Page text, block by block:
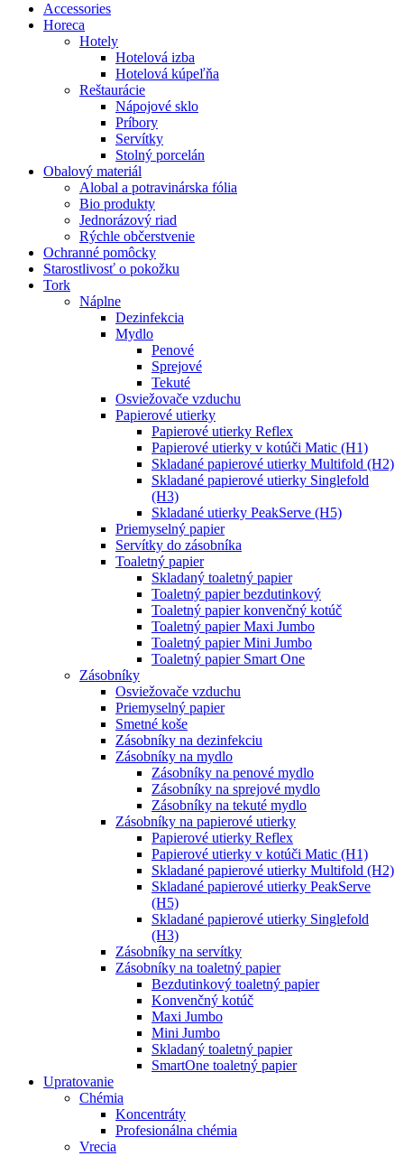
Accessories
Horeca
Hotely
Hotelová izba
Hotelová kúpeľňa
Reštaurácie
Nápojové sklo
Príbory
Servítky
Stolný porcelán
Obalový materiál
Alobal a potravinárska fólia
Bio produkty
Jednorázový riad
Rýchle občerstvenie
Ochranné pomôcky
Starostlivosť o pokožku
Tork
Náplne
Dezinfekcia
Mydlo
Penové
Sprejové
Tekuté
Osviežovače vzduchu
Papierové utierky
Papierové utierky Reflex
Papierové utierky v kotúči Matic (H1)
Skladané papierové utierky Multifold (H2)
Skladané papierové utierky Singlefold
(H3)
Skladané utierky PeakServe (H5)
Priemyselný papier
Servítky do zásobníka
Toaletný papier
Skladaný toaletný papier
Toaletný papier bezdutinkový
Toaletný papier konvenčný kotúč
Toaletný papier Maxi Jumbo
Toaletný papier Mini Jumbo
Toaletný papier Smart One
Zásobníky
Osviežovače vzduchu
Priemyselný papier
Smetné koše
Zásobníky na dezinfekciu
Zásobníky na mydlo
Zásobníky na penové mydlo
Zásobníky na sprejové mydlo
Zásobníky na tekuté mydlo
Zásobníky na papierové utierky
Papierové utierky Reflex
Papierové utierky v kotúči Matic (H1)
Skladané papierové utierky Multifold (H2)
Skladané papierové utierky PeakServe
(H5)
Skladané papierové utierky Singlefold
(H3)
Zásobníky na servítky
Zásobníky na toaletný papier
Bezdutinkový toaletný papier
Konvenčný kotúč
Maxi Jumbo
Mini Jumbo
Skladaný toaletný papier
SmartOne toaletný papier
Upratovanie
Chémia
Koncentráty
Profesionálna chémia
Vrecia